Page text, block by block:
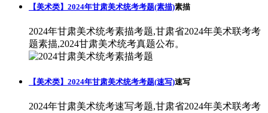
【美术类】2024年甘肃美术统考考题(素描)素描
2024年甘肃美术统考素描考题,甘肃省2024年美术联考考
题素描,2024甘肃美术统考真题公布。
【美术类】2024年甘肃美术统考考题(速写)速写
2024年甘肃美术统考速写考题,甘肃省2024年美术联考考